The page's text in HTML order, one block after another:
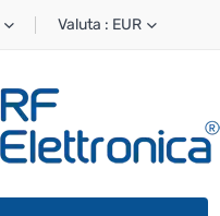
Valuta : EUR